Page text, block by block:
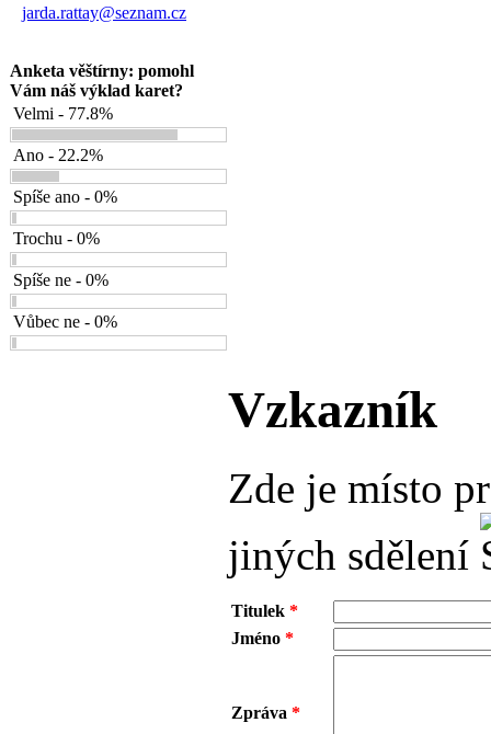
jarda.rattay@seznam.cz
Anketa věštírny: pomohl
Vám náš výklad karet?
Velmi - 77.8%
Ano - 22.2%
Spíše ano - 0%
Trochu - 0%
Spíše ne - 0%
Vůbec ne - 0%
Vzkazník
Zde je místo
jiných sdělení
Titulek *
Jméno *
Zpráva *